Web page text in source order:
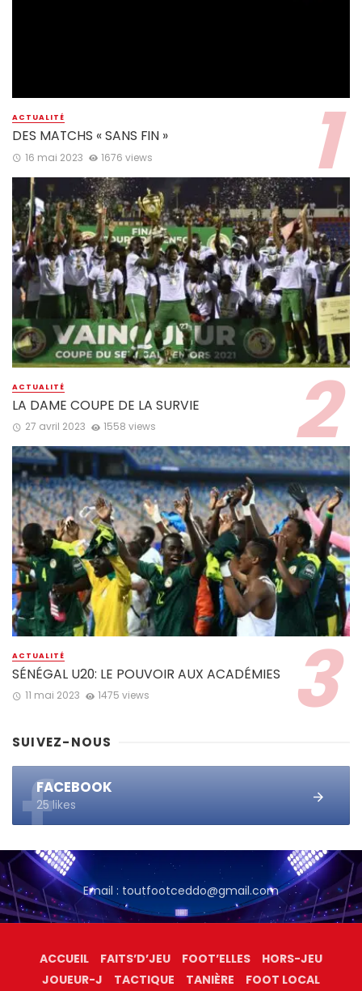
ACTUALITÉ
DES MATCHS « SANS FIN »
16 mai 2023 1676 views
ACTUALITÉ
LA DAME COUPE DE LA SURVIE
27 avril 2023 1558 views
ACTUALITÉ
SÉNÉGAL U20: LE POUVOIR AUX ACADÉMIES
11 mai 2023 1475 views
SUIVEZ-NOUS
FACEBOOK
25 likes
Email : toutfootceddo@gmail.com
ACCUEIL FAITS’D’JEU FOOT’ELLES
HORS-JEU
JOUEUR-J
TACTIQUE TANIÈRE FOOT LOCAL